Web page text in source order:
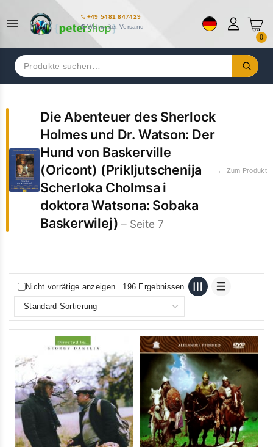
+49 5481 847429
Weltweiter Versand
0
Suchen
nach:
Die Abenteuer des Sherlock
Holmes und Dr. Watson: Der
Hund von Baskerville
(Oricont) (Prikljutschenija
Scherloka Cholmsa i
doktora Watsona: Sobaka
Baskerwilej) – Seite 7
← Zum Produkt
Nicht vorrätige anzeigen 196 Ergebnissen